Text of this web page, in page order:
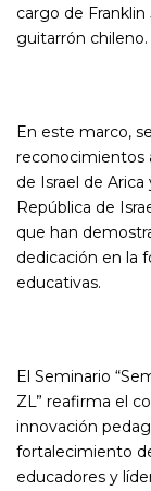
cargo de
guitarrón chileno.
En este marco,
reconocimientos
de Israel de
República de
que han
dedicación en la
educativas.
El Seminario
ZL” reafirma el
innovación
fortalecimiento
educadores y